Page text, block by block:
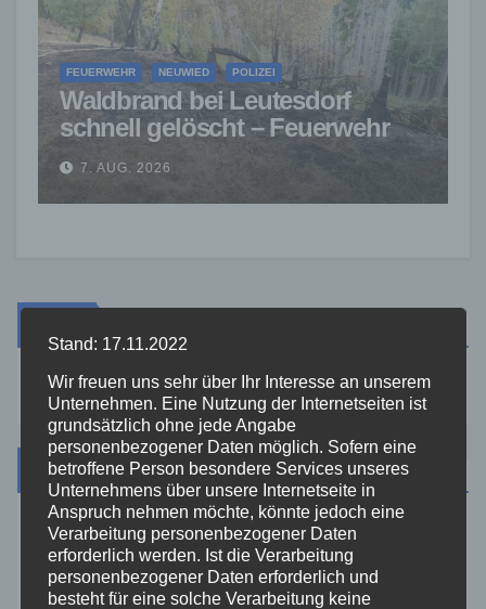
FEUERWEHR NEUWIED POLIZEI
Waldbrand bei Leutesdorf
schnell gelöscht – Feuerwehr
warnt vor erhöhter Brandgefahr
7. AUG. 2026
Kategorien
Aktuelles
Allgemein
Stand: 17.11.2022
Wir freuen uns sehr über Ihr Interesse an unserem
Unternehmen. Eine Nutzung der Internetseiten ist
grundsätzlich ohne jede Angabe
personenbezogener Daten möglich. Sofern eine
betroffene Person besondere Services unseres
Unternehmens über unsere Internetseite in
Anspruch nehmen möchte, könnte jedoch eine
Verarbeitung personenbezogener Daten
erforderlich werden. Ist die Verarbeitung
personenbezogener Daten erforderlich und
besteht für eine solche Verarbeitung keine